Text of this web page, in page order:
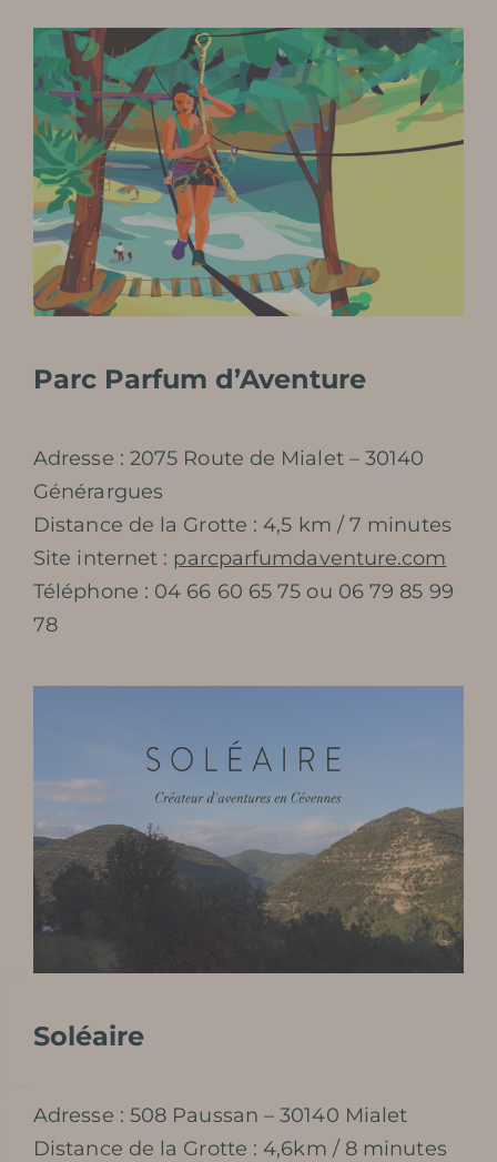
Parc Parfum d’Aventure
Adresse : 2075 Route de Mialet – 30140
Générargues
Distance de la Grotte : 4,5 km / 7 minutes
Site internet : parcparfumdaventure.com
Téléphone : 04 66 60 65 75 ou 06 79 85 99
78
Soléaire
Adresse : 508 Paussan – 30140 Mialet
Distance de la Grotte : 4,6km / 8 minutes